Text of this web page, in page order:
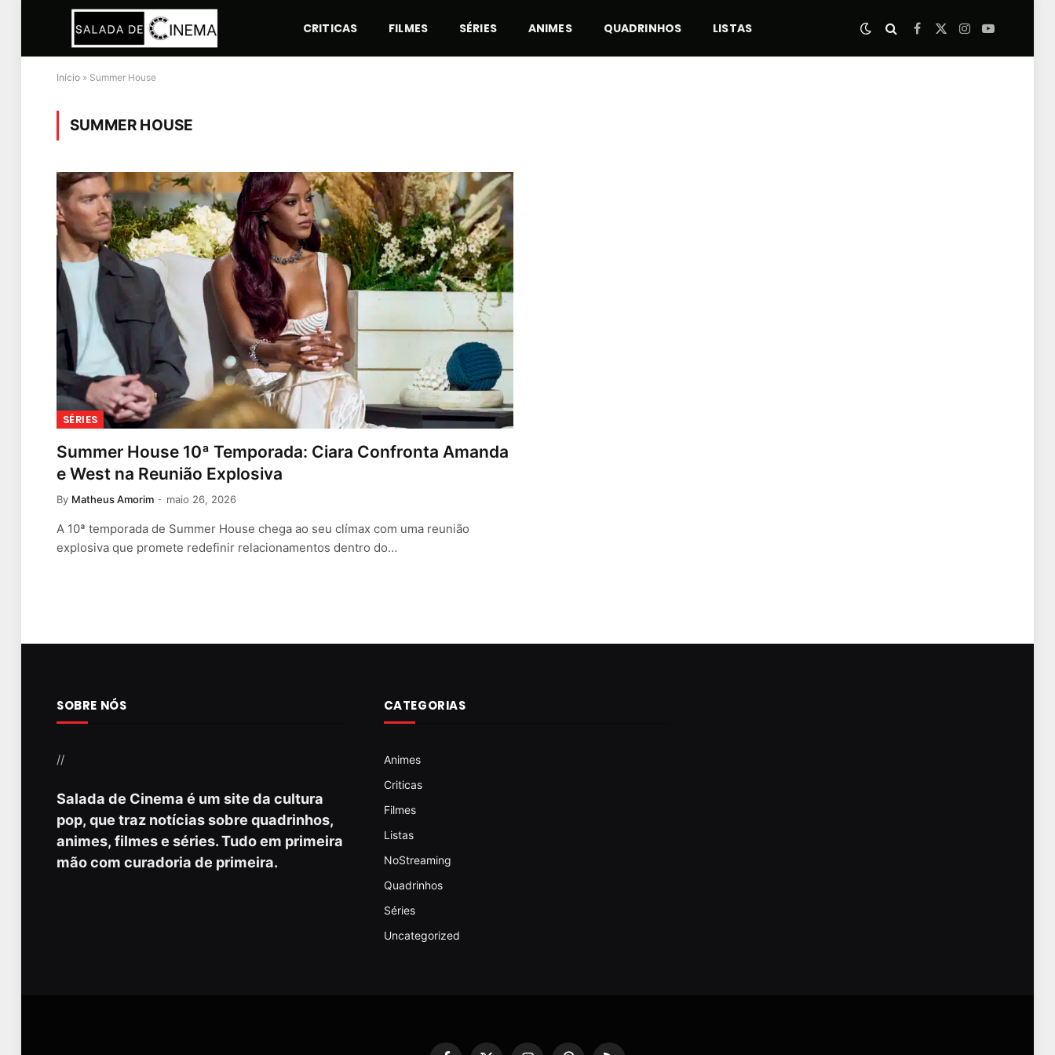
CRITICAS FILMES SÉRIES ANIMES QUADRINHOS LISTAS Facebook
X
Instagram
YouTube
Início » Summer House
SUMMER HOUSE
SÉRIES
Summer House 10ª Temporada: Ciara Confronta Amanda
e West na Reunião Explosiva
By Matheus Amorim maio 26, 2026
A 10ª temporada de Summer House chega ao seu clímax com uma reunião
explosiva que promete redefinir relacionamentos dentro do…
SOBRE NÓS
//
Salada de Cinema é um site da cultura
pop, que traz notícias sobre quadrinhos,
animes, filmes e séries. Tudo em primeira
mão com curadoria de primeira.
CATEGORIAS
Animes
Criticas
Filmes
Listas
NoStreaming
Quadrinhos
Séries
Uncategorized